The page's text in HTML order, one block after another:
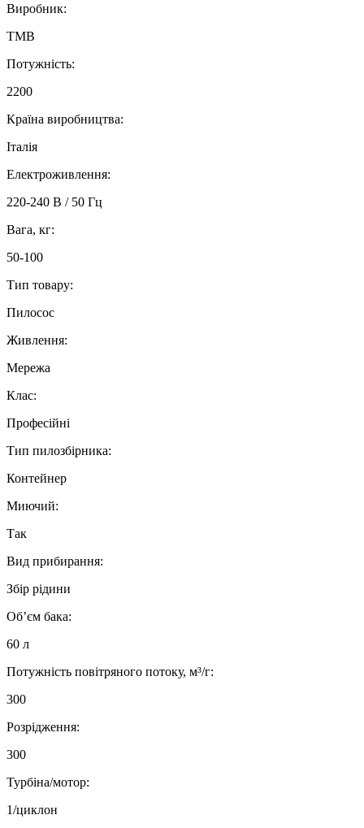
Виробник:
TMB
Потужність:
2200
Країна виробництва:
Італія
Електроживлення:
220-240 В / 50 Гц
Вага, кг:
50-100
Тип товару:
Пилосос
Живлення:
Мережа
Клас:
Професійні
Тип пилозбірника:
Контейнер
Миючий:
Так
Вид прибирання:
Збір рідини
Об’єм бака:
60 л
Потужність повітряного потоку, м³/г:
300
Розрідження:
300
Турбіна/мотор:
1/циклон